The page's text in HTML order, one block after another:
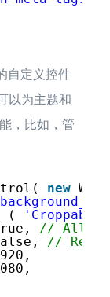
自定义控件
以为主题和
，比如，管
new
'Croppable
// Allow
//